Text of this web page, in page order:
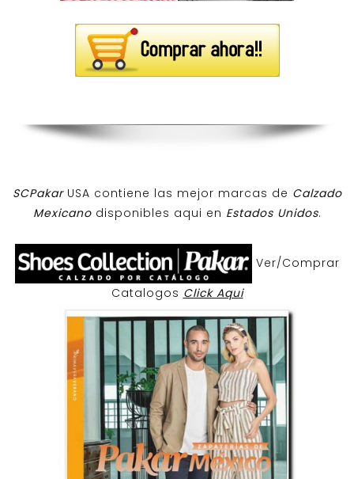
SCPakar USA contiene las mejor marcas de Calzado
Mexicanodisponibles aqui en Estados Unidos.
Ver/Comprar
Catalogos Click Aqui